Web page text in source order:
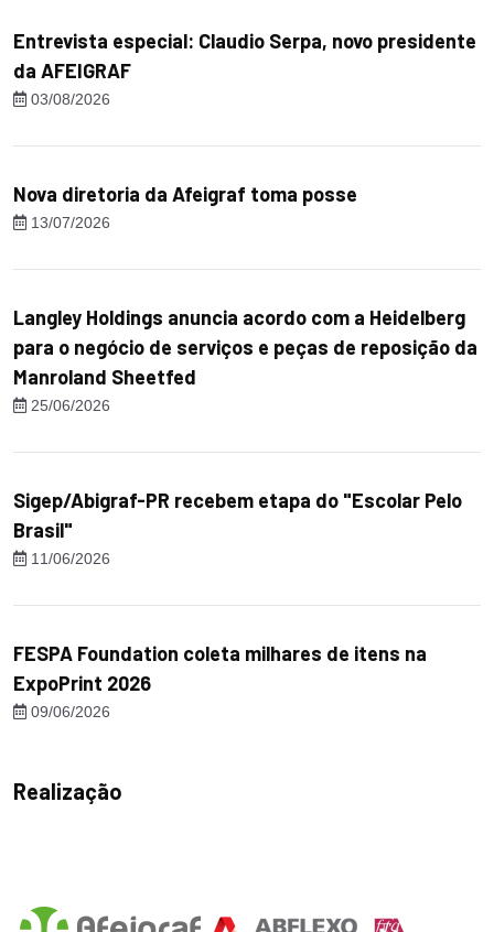
Entrevista especial: Claudio Serpa, novo presidente
da AFEIGRAF
03/08/2026
Nova diretoria da Afeigraf toma posse
13/07/2026
Langley Holdings anuncia acordo com a Heidelberg
para o negócio de serviços e peças de reposição da
Manroland Sheetfed
25/06/2026
Sigep/Abigraf-PR recebem etapa do "Escolar Pelo
Brasil"
11/06/2026
FESPA Foundation coleta milhares de itens na
ExpoPrint 2026
09/06/2026
Realização